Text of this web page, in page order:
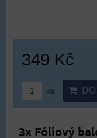
349 Kč
ks
3x Fóliový